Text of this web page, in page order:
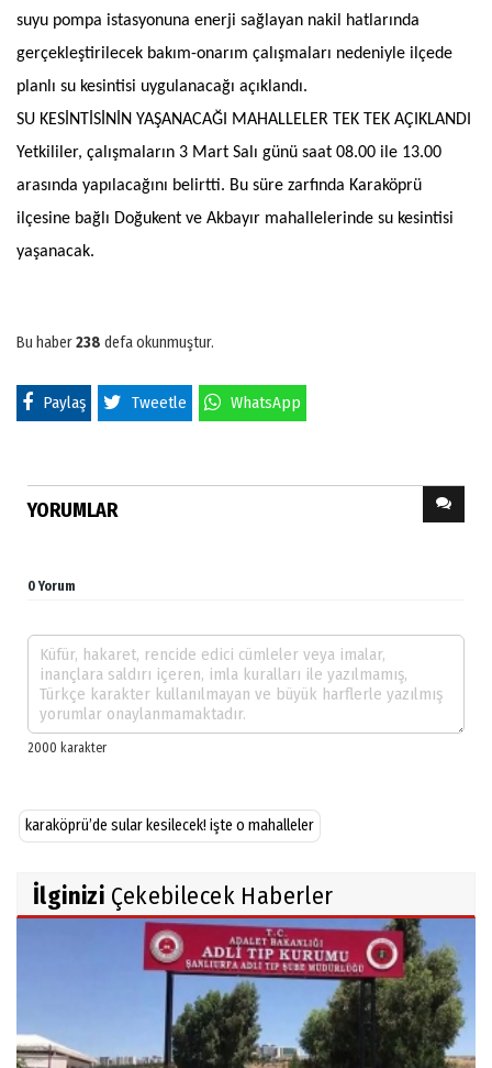
suyu pompa istasyonuna enerji sağlayan nakil hatlarında
gerçekleştirilecek bakım-onarım çalışmaları nedeniyle ilçede
planlı su kesintisi uygulanacağı açıklandı.
SU KESİNTİSİNİN YAŞANACAĞI MAHALLELER TEK TEK AÇIKLANDI
Yetkililer, çalışmaların 3 Mart Salı günü saat 08.00 ile 13.00
arasında yapılacağını belirtti. Bu süre zarfında Karaköprü
ilçesine bağlı Doğukent ve Akbayır mahallelerinde su kesintisi
yaşanacak.
Bu haber238 defa okunmuştur.
Paylaş Tweetle WhatsApp
YORUMLAR
0 Yorum
karaköprü’de sular kesilecek! işte o mahalleler
İlginizi Çekebilecek Haberler